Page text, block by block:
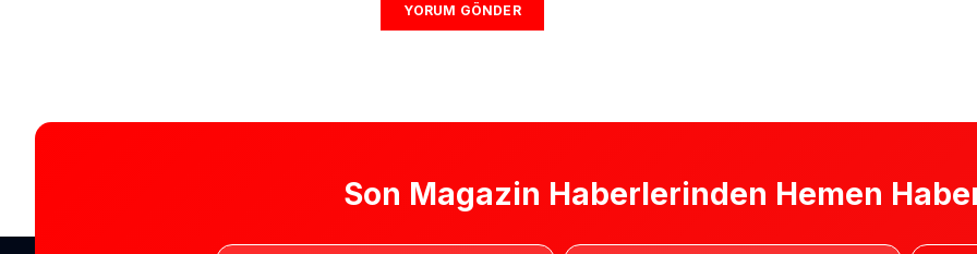
Son Magazin Haberlerinden Hemen